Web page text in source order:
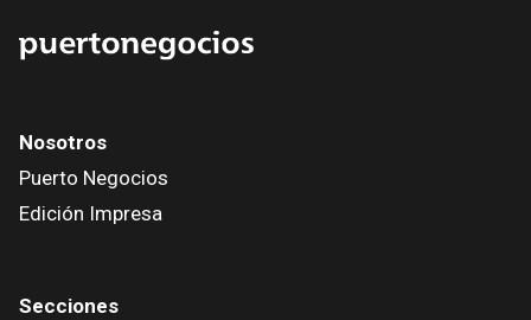
Nosotros
Puerto Negocios
Edición Impresa
Secciones